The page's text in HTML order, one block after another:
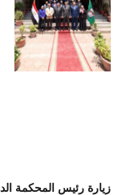
زيارة رئيس المحكمة